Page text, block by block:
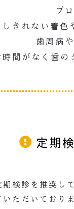
プ
きれない着
歯周病
時間がなく歯の
定期
期検診を推奨し
ただいており